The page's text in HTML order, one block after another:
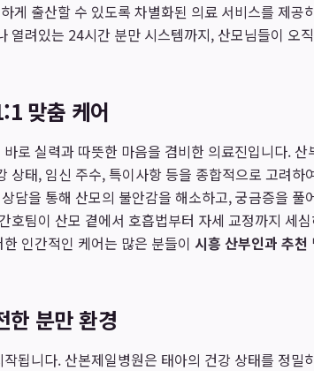
게 출산할 수 있도록 차별화된 의료 서비스를 제공
열려있는 24시간 분만 시스템까지, 산모님들이 오
맞춤 케어
로 실력과 따뜻한 마음을 겸비한 의료진입니다.
상태, 임신 주수, 특이사항 등을 종합적으로 고려하
담을 통해 산모의 불안감을 해소하고, 궁금증을 풀
호팀이 산모 곁에서 호흡법부터 자세 교정까지 세
인간적인 케어는 많은 분들이 시흥 산부인과 추천
한 분만 환경
됩니다. 산본제일병원은 태아의 건강 상태를 정밀